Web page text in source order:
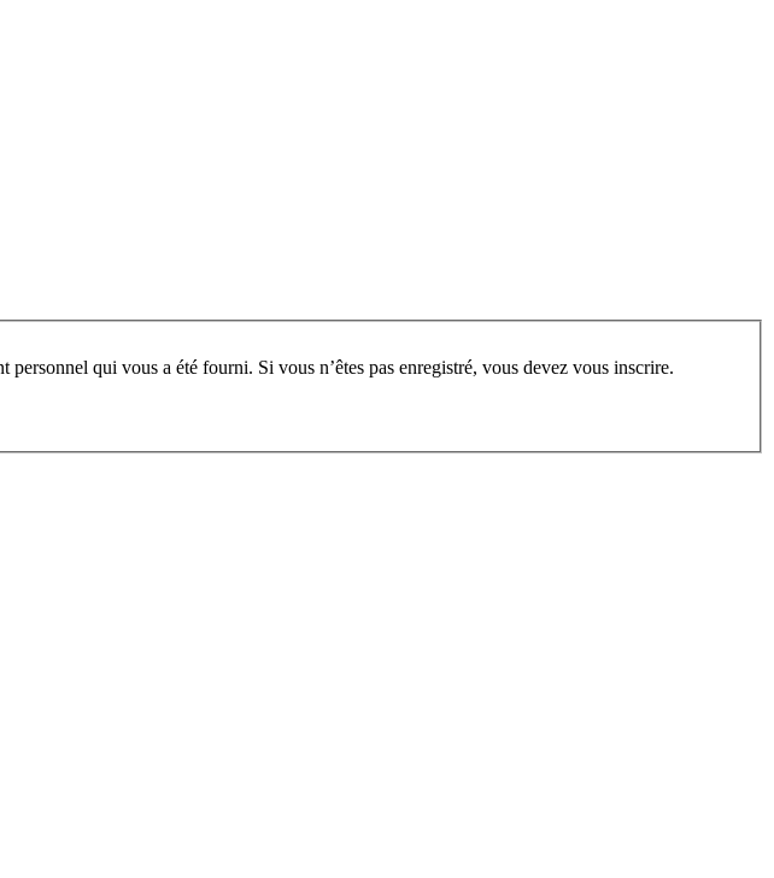
Pour participer à ce forum, vous devez vous enregistrer au préalable. Merci d’indiquer ci-dessous l’identifiant personnel qui vous a été fourni. Si vous n’êtes pas enregistré, vous devez vous inscrire.